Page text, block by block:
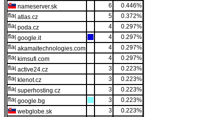
nameserver.sk
6
0.446%
atlas.cz
5
0.372%
poda.cz
4
0.297%
google.it
4
0.297%
akamaitechnologies.com
4
0.297%
kimsufi.com
4
0.297%
active24.cz
3
0.223%
klenot.cz
3
0.223%
superhosting.cz
3
0.223%
google.bg
3
0.223%
webglobe.sk
3
0.223%